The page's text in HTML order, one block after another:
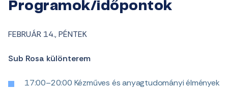
Programok/időpontok
FEBRUÁR 14., PÉNTEK
Sub Rosa különterem
17:00–20:00 Kézműves és anyagtudományi élmények